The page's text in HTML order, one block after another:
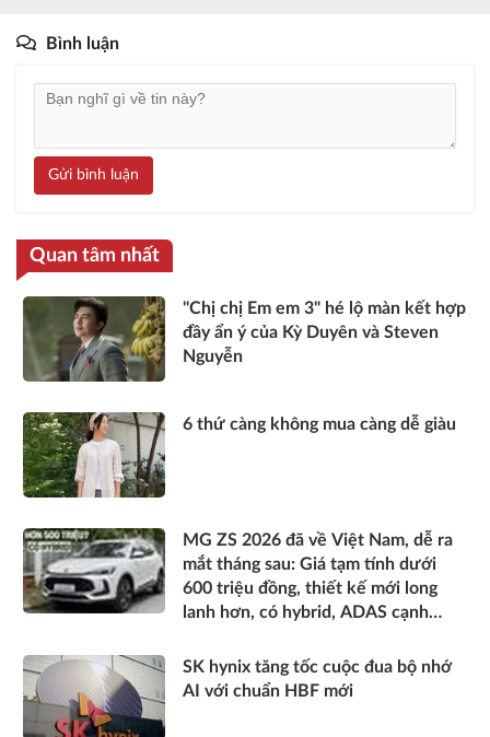
Bình luận
Gửi bình luận
Quan tâm nhất
"Chị chị Em em 3" hé lộ màn kết hợp
đầy ẩn ý của Kỳ Duyên và Steven
Nguyễn
6 thứ càng không mua càng dễ giàu
MG ZS 2026 đã về Việt Nam, dễ ra
mắt tháng sau: Giá tạm tính dưới
600 triệu đồng, thiết kế mới long
lanh hơn, có hybrid, ADAS cạnh
SK hynix tăng tốc cuộc đua bộ nhớ
AI với chuẩn HBF mới